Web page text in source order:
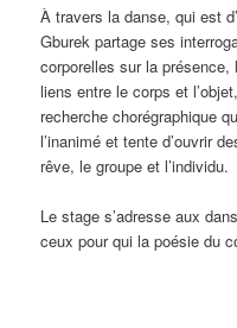
À travers la danse, qui est
Gburek partage ses
corporelles sur la présence,
liens entre le corps et
recherche chorégraphique
l’inanimé et tente d’ouvrir
rêve, le groupe et l’individu.
Le stage s’adresse aux
ceux pour qui la poésie du